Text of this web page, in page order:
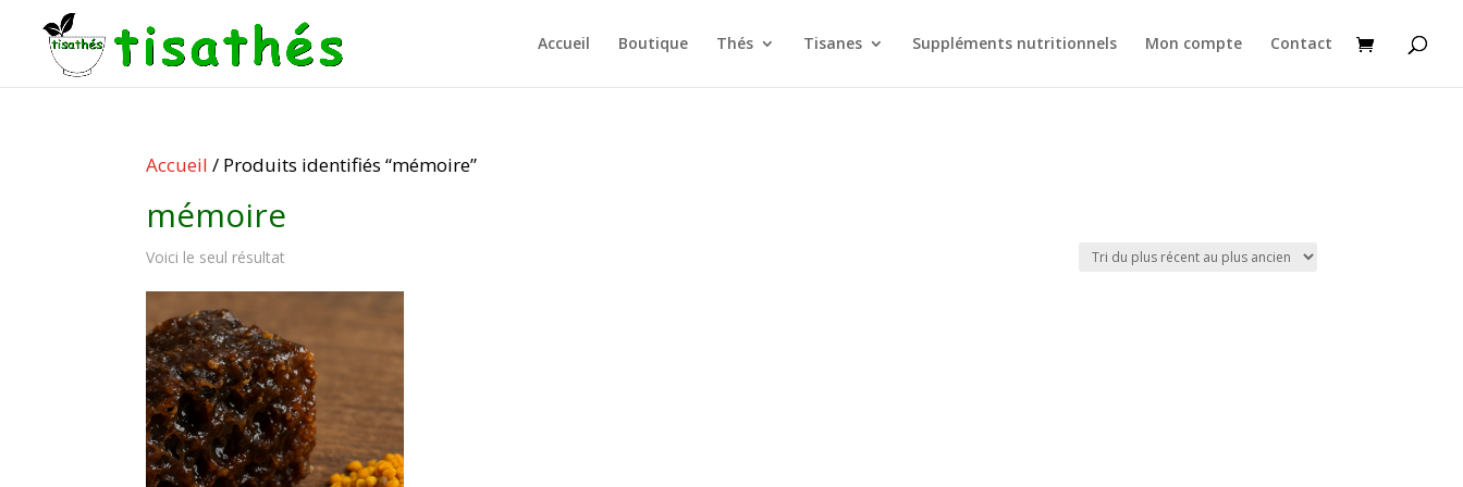
Accueil Boutique Thés Tisanes Suppléments nutritionnels Mon compte Contact
Accueil / Produits identifiés “mémoire”
mémoire
Voici le seul résultat